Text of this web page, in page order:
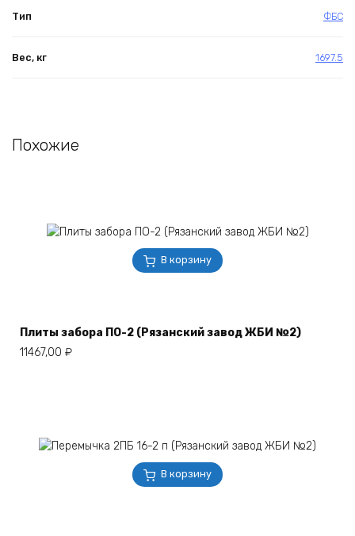
Тип ФБС
Вес, кг 1697.5
Похожие
В корзину
Плиты забора ПО-2 (Рязанский завод ЖБИ №2)
11467,00 ₽
В корзину